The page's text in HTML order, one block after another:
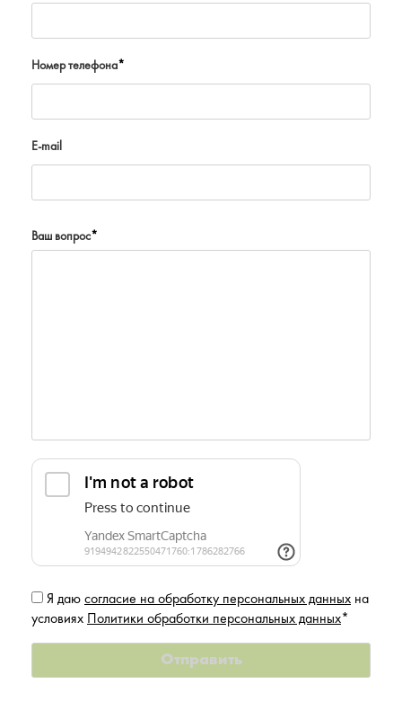
Номер телефона*
E-mail
Ваш вопрос*
Я даю согласие на обработку персональных данных на
условиях Политики обработки персональных данных*